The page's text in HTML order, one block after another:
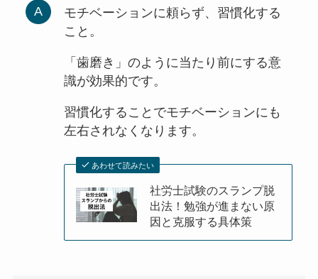
モチベーションに頼らず、習慣化する
こと。
「歯磨き」のように当たり前にする意
識が効果的です。
習慣化することでモチベーションにも
左右されなくなります。
あわせて読みたい
社労士試験のスランプ脱
出法！勉強が進まない原
因と克服する具体策